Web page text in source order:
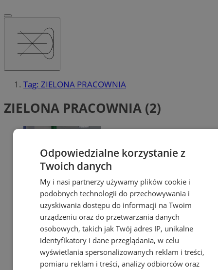
Tag: ZIELONA PRACOWNIA
ZIELONA PRACOWNIA (2)
Odpowiedzialne korzystanie z
Twoich danych
My i nasi partnerzy używamy plików cookie i
podobnych technologii do przechowywania i
uzyskiwania dostępu do informacji na Twoim
urządzeniu oraz do przetwarzania danych
osobowych, takich jak Twój adres IP, unikalne
identyfikatory i dane przeglądania, w celu
wyświetlania spersonalizowanych reklam i treści,
pomiaru reklam i treści, analizy odbiorców oraz